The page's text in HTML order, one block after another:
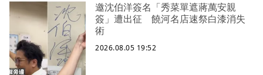
邀沈伯洋簽名「秀菜單遮蔣萬安親
簽」遭出征 饒河名店速祭白漆消失
術
2026.08.05 19:52